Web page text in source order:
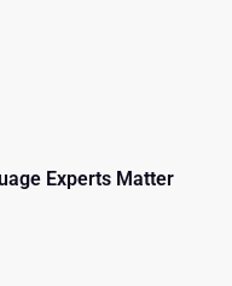
Experts Matter